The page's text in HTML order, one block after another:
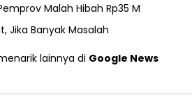
Malah Hibah Rp35 M
Jika Banyak Masalah
lainnya di Google News